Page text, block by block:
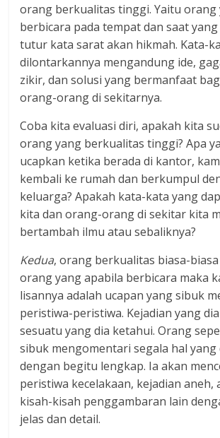
orang berkualitas tinggi. Yaitu orang
berbicara pada tempat dan saat
tutur kata sarat akan hikmah. Kata-
dilontarkannya mengandung ide,
zikir, dan solusi yang bermanfaat
orang-orang di sekitarnya.
Coba kita evaluasi diri, apakah kita
orang yang berkualitas tinggi? Apa
ucapkan ketika berada di kantor,
kembali ke rumah dan berkumpul
keluarga? Apakah kata-kata yang
kita dan orang-orang di sekitar kita
bertambah ilmu atau sebaliknya?
Kedua, orang berkualitas biasa-biasa
orang yang apabila berbicara maka
lisannya adalah ucapan yang sibuk
peristiwa-peristiwa. Kejadian yang
sesuatu yang dia ketahui. Orang
sibuk mengomentari segala hal
dengan begitu lengkap. Ia akan
peristiwa kecelakaan, kejadian aneh,
kisah-kisah penggambaran lain
jelas dan detail.